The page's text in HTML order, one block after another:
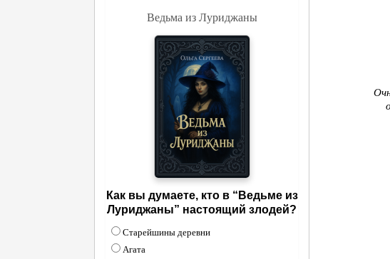
Ведьма из Луриджаны
Как вы думаете, кто в “Ведьме из
Луриджаны” настоящий злодей?
Старейшины деревни
Агата